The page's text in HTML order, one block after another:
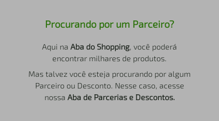
Procurando por um Parceiro?
Aqui na Aba do Shopping, você poderá
encontrar milhares de produtos.
Mas talvez você esteja procurando por algum
Parceiro ou Desconto. Nesse caso, acesse
nossa Aba de Parcerias e Descontos.